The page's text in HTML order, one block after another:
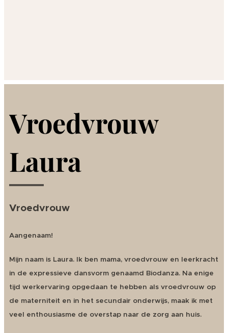
Vroedvrouw
Laura
Vroedvrouw
Aangenaam!
Mijn naam is Laura. Ik ben mama, vroedvrouw en leerkracht
in de expressieve dansvorm genaamd Biodanza. Na enige
tijd werkervaring opgedaan te hebben als vroedvrouw op
de materniteit en in het secundair onderwijs, maak ik met
veel enthousiasme de overstap naar de zorg aan huis.